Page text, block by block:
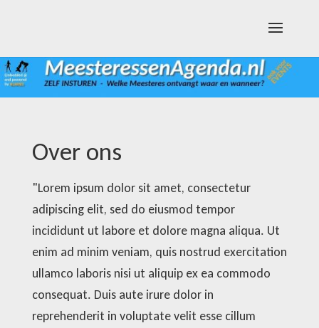
Over ons
"Lorem ipsum dolor sit amet, consectetur
adipiscing elit, sed do eiusmod tempor
incididunt ut labore et dolore magna aliqua. Ut
enim ad minim veniam, quis nostrud exercitation
ullamco laboris nisi ut aliquip ex ea commodo
consequat. Duis aute irure dolor in
reprehenderit in voluptate velit esse cillum